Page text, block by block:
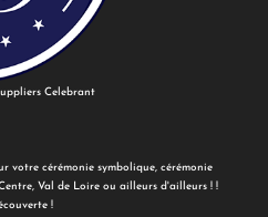
Celebrant
votre cérémonie symbolique, cérémonie
Val de Loire ou ailleurs d'ailleurs ! !
!